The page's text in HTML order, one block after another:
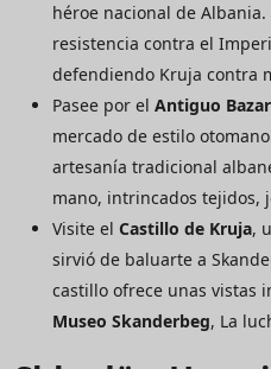
héroe nacional de
resistencia contra el
defendiendo Kruja contra
Pasee por el Antiguo Bazar
mercado de estilo
artesanía tradicional
mano, intrincados tejidos,
Visite el Castillo de Kruja,
sirvió de baluarte a
castillo ofrece unas vistas
Museo Skanderbeg, La